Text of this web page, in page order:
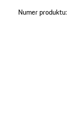
Numer produktu: